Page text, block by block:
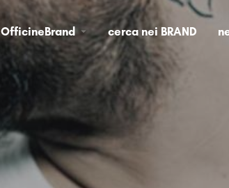
OfficineBrand cerca nei BRAND